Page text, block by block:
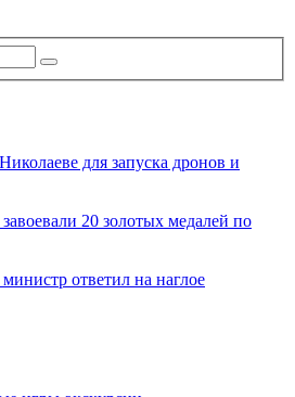
для запуска дронов и
20 золотых медалей по
ответил на наглое